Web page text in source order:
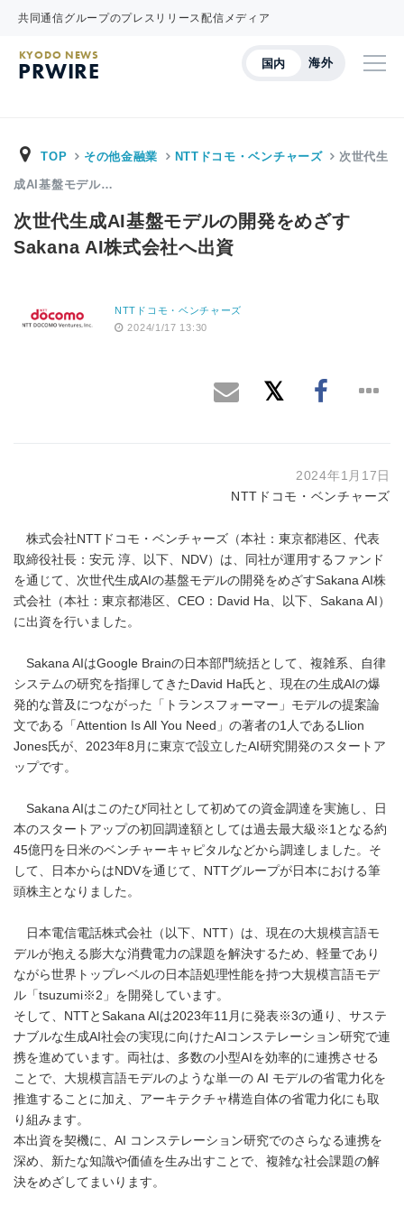
共同通信グループのプレスリリース配信メディア
国内 海外
KYODO NEWS
PRWIRE
TOP その他金融業 NTTドコモ・ベンチャーズ 次世代生
成AI基盤モデル…
次世代生成AI基盤モデルの開発をめざす
Sakana AI株式会社へ出資
NTTドコモ・ベンチャーズ
2024/1/17 13:30
2024年1月17日
NTTドコモ・ベンチャーズ
株式会社NTTドコモ・ベンチャーズ（本社：東京都港区、代表
取締役社長：安元 淳、以下、NDV）は、同社が運用するファンド
を通じて、次世代生成AIの基盤モデルの開発をめざすSakana AI株
式会社（本社：東京都港区、CEO：David Ha、以下、Sakana AI）
に出資を行いました。
Sakana AIはGoogle Brainの日本部門統括として、複雑系、自律
システムの研究を指揮してきたDavid Ha氏と、現在の生成AIの爆
発的な普及につながった「トランスフォーマー」モデルの提案論
文である「Attention Is All You Need」の著者の1人であるLlion
Jones氏が、2023年8月に東京で設立したAI研究開発のスタートア
ップです。
Sakana AIはこのたび同社として初めての資金調達を実施し、日
本のスタートアップの初回調達額としては過去最大級※1となる約
45億円を日米のベンチャーキャピタルなどから調達しました。そ
して、日本からはNDVを通じて、NTTグループが日本における筆
頭株主となりました。
日本電信電話株式会社（以下、NTT）は、現在の大規模言語モ
デルが抱える膨大な消費電力の課題を解決するため、軽量であり
ながら世界トップレベルの日本語処理性能を持つ大規模言語モデ
ル「tsuzumi※2」を開発しています。
そして、NTTとSakana AIは2023年11月に発表※3の通り、サステ
ナブルな生成AI社会の実現に向けたAIコンステレーション研究で連
携を進めています。両社は、多数の小型AIを効率的に連携させる
ことで、大規模言語モデルのような単一の AI モデルの省電力化を
推進することに加え、アーキテクチャ構造自体の省電力化にも取
り組みます。
本出資を契機に、AI コンステレーション研究でのさらなる連携を
深め、新たな知識や価値を生み出すことで、複雑な社会課題の解
決をめざしてまいります。